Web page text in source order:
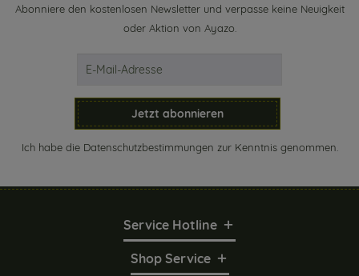
Abonniere den kostenlosen Newsletter und verpasse keine Neuigkeit
oder Aktion von Ayazo.
Jetzt abonnieren
Ich habe die Datenschutzbestimmungen zur Kenntnis genommen.
Service Hotline
Shop Service